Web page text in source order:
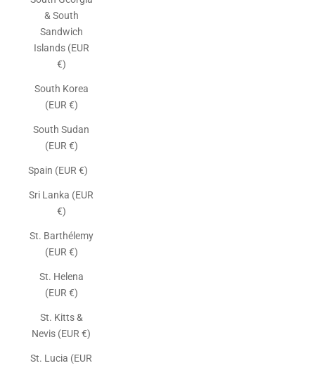
& South
Sandwich
Islands (EUR
€)
South Korea
(EUR €)
South Sudan
(EUR €)
Spain (EUR €)
Sri Lanka (EUR
€)
St. Barthélemy
(EUR €)
St. Helena
(EUR €)
St. Kitts &
Nevis (EUR €)
St. Lucia (EUR